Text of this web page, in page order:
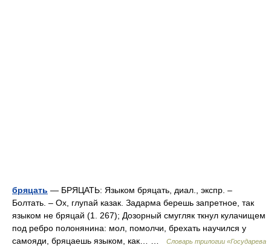
бряцать — БРЯЦАТЬ: Языком бряцать, диал., экспр. –
Болтать. – Ох, глупай казак. Задарма берешь запретное, так
языком не бряцай (1. 267); Дозорный смугляк ткнул кулачищем
под ребро полонянина: мол, помолчи, брехать научился у
самояди, бряцаешь языком, как… …
Словарь трилогии «Государева